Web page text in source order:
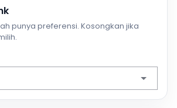
punya preferensi. Kosongkan jika